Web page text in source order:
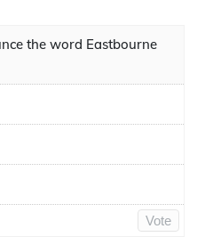
the word Eastbourne
Vote